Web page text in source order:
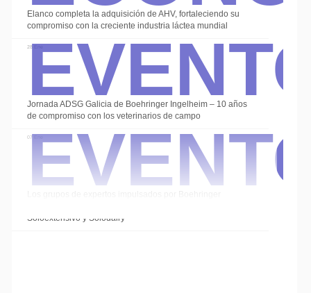
Elanco completa la adquisición de AHV, fortaleciendo su
compromiso con la creciente industria láctea mundial
28 Ene
Jornada ADSG Galicia de Boehringer Ingelheim – 10 años
de compromiso con los veterinarios de campo
07 Ene
Soloextensivo y Solodairy